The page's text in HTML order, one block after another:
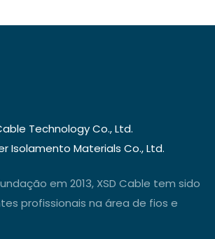
Technology Co., Ltd.
Isolamento Materials Co., Ltd.
em 2013, XSD Cable tem sido
profissionais na área de fios e